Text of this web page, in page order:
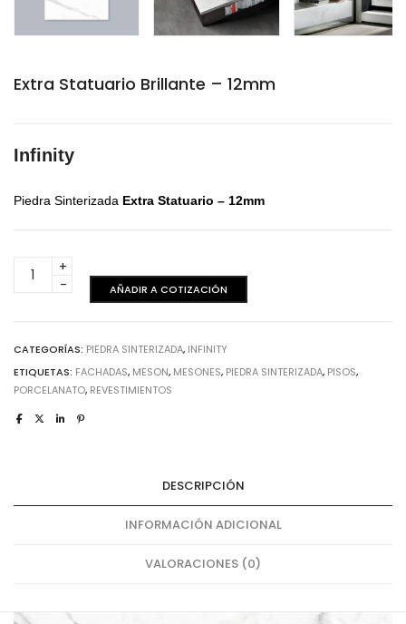
Extra Statuario Brillante – 12mm
Infinity
Piedra Sinterizada Extra Statuario – 12mm
Statuario
AÑADIR A COTIZACIÓN
CATEGORÍAS: PIEDRA SINTERIZADA, INFINITY
ETIQUETAS: FACHADAS, MESON, MESONES, PIEDRA SINTERIZADA, PISOS,
PORCELANATO, REVESTIMIENTOS
DESCRIPCIÓN
INFORMACIÓN ADICIONAL
VALORACIONES (0)